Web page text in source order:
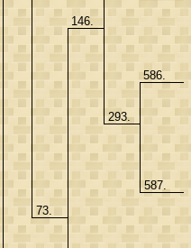
73.
146.
293.
586.
587.